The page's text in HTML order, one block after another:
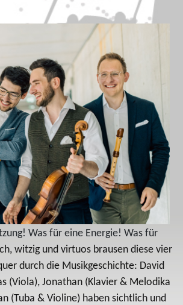
Was für eine Energie! Was für
witzig und virtuos brausen diese vier
durch die Musikgeschichte: David
(Viola), Jonathan (Klavier & Melodika
(Tuba & Violine) haben sichtlich und